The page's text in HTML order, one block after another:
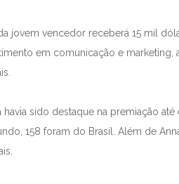
jovem vencedor receberá 15 mil
em comunicação e
havia sido destaque na premiação
158 foram do Brasil. Além de